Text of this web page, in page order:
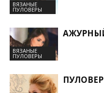
ВЯЗАНЫЕ
ПУЛОВЕРЫ
ВЯЗАНЫЕ
ПУЛОВЕРЫ